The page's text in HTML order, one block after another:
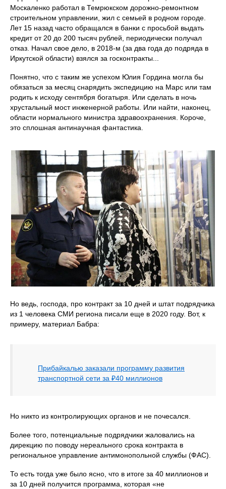
Москаленко работал в Темрюкском дорожно-ремонтном
строительном управлении, жил с семьей в родном городе.
Лет 15 назад часто обращался в банки с просьбой выдать
кредит от 20 до 200 тысяч рублей, периодически получал
отказ. Начал свое дело, в 2018-м (за два года до подряда в
Иркутской области) взялся за госконтракты...
Понятно, что с таким же успехом Юлия Гордина могла бы
обязаться за месяц снарядить экспедицию на Марс или там
родить к исходу сентября богатыря. Или сделать в ночь
хрустальный мост инженерной работы. Или найти, наконец,
области нормального министра здравоохранения. Короче,
это сплошная антинаучная фантастика.
Но ведь, господа, про контракт за 10 дней и штат подрядчика
из 1 человека СМИ региона писали еще в 2020 году. Вот, к
примеру, материал Бабра:
Прибайкалью заказали программу развития
транспортной сети за ₽40 миллионов
Но никто из контролирующих органов и не почесался.
Более того, потенциальные подрядчики жаловались на
дирекцию по поводу нереального срока контракта в
региональное управление антимонопольной службы (ФАС).
То есть тогда уже было ясно, что в итоге за 40 миллионов и
за 10 дней получится программа, которая «не